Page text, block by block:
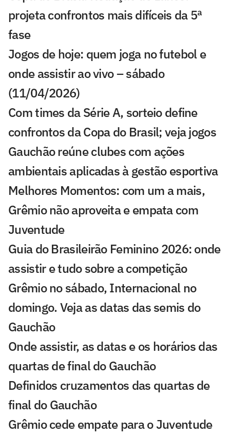
projeta confrontos mais difíceis da 5ª
fase
Jogos de hoje: quem joga no futebol e
onde assistir ao vivo – sábado
(11/04/2026)
Com times da Série A, sorteio define
confrontos da Copa do Brasil; veja jogos
Gauchão reúne clubes com ações
ambientais aplicadas à gestão esportiva
Melhores Momentos: com um a mais,
Grêmio não aproveita e empata com
Juventude
Guia do Brasileirão Feminino 2026: onde
assistir e tudo sobre a competição
Grêmio no sábado, Internacional no
domingo. Veja as datas das semis do
Gauchão
Onde assistir, as datas e os horários das
quartas de final do Gauchão
Definidos cruzamentos das quartas de
final do Gauchão
Grêmio cede empate para o Juventude